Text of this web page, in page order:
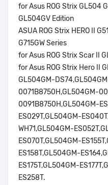
for Asus ROG Strix GL504
GL504GV Edition
ASUA ROG Strix HERO II
G715GW Series
for Asus ROG Strix Scar II
for Asus ROG Strix Hero II
GL504GM-
0071B8750H,GL504GM-
0091B8750H,GL504GM-
ES029T,GL504GM-
WH71,GL504GM-
ES070T,GL504GM-
ES158T,GL504GM-
ES175T,GL504GM-
ES258T.